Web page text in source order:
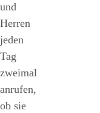
und
Herren
jeden
Tag
zweimal
anrufen,
ob sie